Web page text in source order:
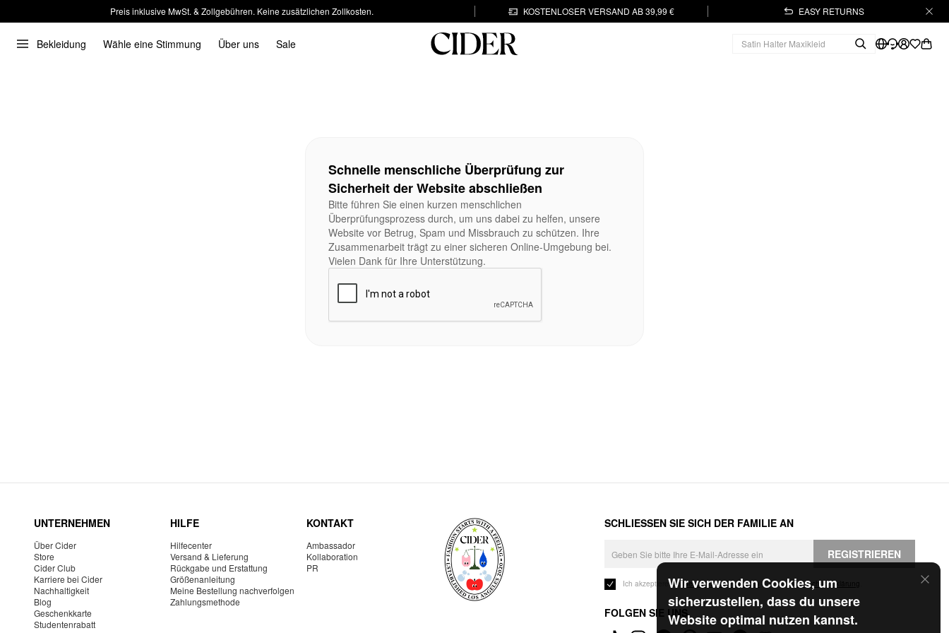
Preis inklusive MwSt. & Zollgebühren. Keine zusätzlichen Zollkosten. KOSTENLOSER VERSAND AB 39,99 € EASY RETURNS
Bekleidung Wähle eine Stimmung Über uns Sale
Wir verwenden Cookies, um
sicherzustellen, dass du unsere
Website optimal nutzen kannst.
Schnelle menschliche Überprüfung zur
Sicherheit der Website abschließen
Bitte führen Sie einen kurzen menschlichen
Überprüfungsprozess durch, um uns dabei zu helfen, unsere
Website vor Betrug, Spam und Missbrauch zu schützen. Ihre
Zusammenarbeit trägt zu einer sicheren Online-Umgebung bei.
Vielen Dank für Ihre Unterstützung.
UNTERNEHMEN
Über Cider
Store
Cider Club
Karriere bei Cider
Nachhaltigkeit
Blog
Geschenkkarte
Studentenrabatt
HILFE
Hilfecenter
Versand & Lieferung
Rückgabe und Erstattung
Größenanleitung
Meine Bestellung nachverfolgen
Zahlungsmethode
KONTAKT
Ambassador
Kollaboration
PR
SCHLIESSEN SIE SICH DER FAMILIE AN
REGISTRIEREN
Ich akzeptiere dieGeschäftsbedingungen und die Datenschutzerklärung
FOLGEN SIE UNS